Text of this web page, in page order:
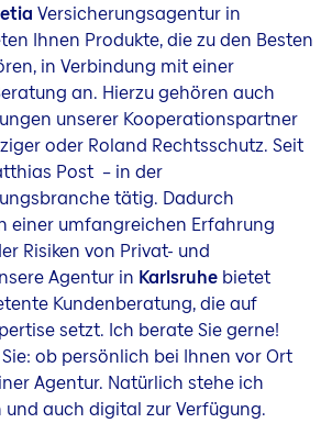
Versicherungsagentur in
Ihnen Produkte, die zu den Besten
in Verbindung mit einer
an. Hierzu gehören auch
unserer Kooperationspartner
oder Roland Rechtsschutz. Seit
Post – in der
tätig. Dadurch
einer umfangreichen Erfahrung
Risiken von Privat- und
Agentur in Karlsruhe bietet
Kundenberatung, die auf
setzt. Ich berate Sie gerne!
ob persönlich bei Ihnen vor Ort
Agentur. Natürlich stehe ich
auch digital zur Verfügung.